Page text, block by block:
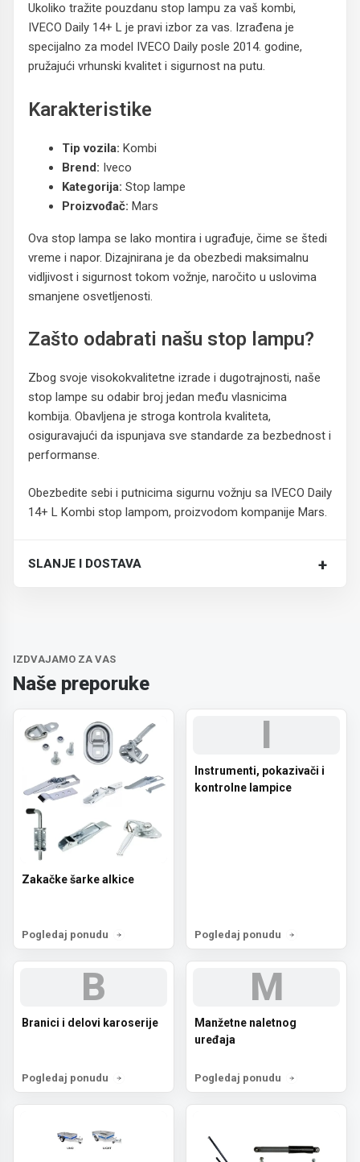
Ukoliko tražite pouzdanu stop lampu za vaš kombi,
IVECO Daily 14+ L je pravi izbor za vas. Izrađena je
specijalno za model IVECO Daily posle 2014. godine,
pružajući vrhunski kvalitet i sigurnost na putu.
Karakteristike
Tip vozila: Kombi
Brend: Iveco
Kategorija: Stop lampe
Proizvođač: Mars
Ova stop lampa se lako montira i ugrađuje, čime se štedi
vreme i napor. Dizajnirana je da obezbedi maksimalnu
vidljivost i sigurnost tokom vožnje, naročito u uslovima
smanjene osvetljenosti.
Zašto odabrati našu stop lampu?
Zbog svoje visokokvalitetne izrade i dugotrajnosti, naše
stop lampe su odabir broj jedan među vlasnicima
kombija. Obavljena je stroga kontrola kvaliteta,
osiguravajući da ispunjava sve standarde za bezbednost i
performanse.
Obezbedite sebi i putnicima sigurnu vožnju sa IVECO Daily
14+ L Kombi stop lampom, proizvodom kompanije Mars.
SLANJE I DOSTAVA +
IZDVAJAMO ZA VAS
Naše preporuke
Zakačke šarke alkice
Pogledaj ponudu
I
Instrumenti, pokazivači i
kontrolne lampice
Pogledaj ponudu
B
Branici i delovi karoserije
Pogledaj ponudu
M
Manžetne naletnog
uređaja
Pogledaj ponudu